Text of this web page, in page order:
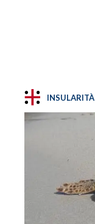
INSULARITÀ